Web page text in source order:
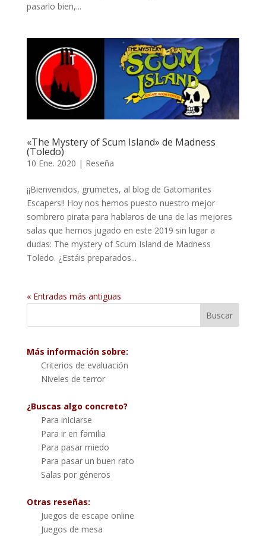
pasarlo bien,...
«The Mystery of Scum Island» de Madness
(Toledo)
10 Ene. 2020 | Reseña
¡¡Bienvenidos, grumetes, al blog de Gatomantes
Escapers!! Hoy nos hemos puesto nuestro mejor
sombrero pirata para hablaros de una de las mejores
salas que hemos jugado en este 2019 sin lugar a
dudas: The mystery of Scum Island de Madness
Toledo. ¿Estáis preparados...
« Entradas más antiguas
Más información sobre:
Criterios de evaluación
Niveles de terror
¿Buscas algo concreto?
Para iniciarse
Para ir en familia
Para pasar miedo
Para pasar un buen rato
Salas por géneros
Otras reseñas:
Juegos de escape online
Juegos de mesa